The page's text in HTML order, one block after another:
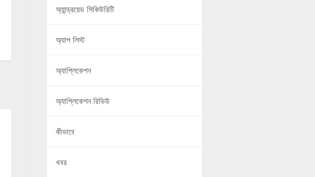
অ্যান্ড্রয়েড সিকিউরিটি
অ্যাপ লিস্ট
অ্যাপ্লিকেশন
অ্যাপ্লিকেশন রিভিউ
কীভাবে
খবর